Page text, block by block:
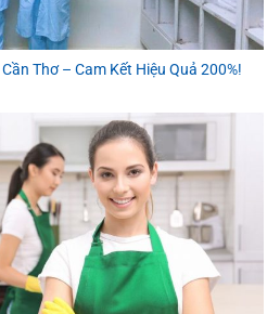
Thơ – Cam Kết Hiệu Quả 200%!